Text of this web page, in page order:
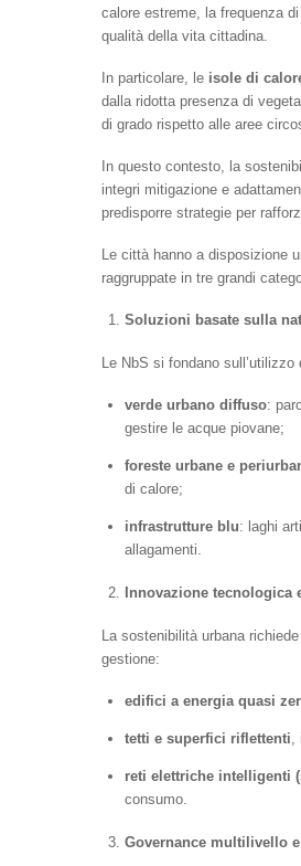
calore estreme, la frequenza
qualità della vita cittadina.
In particolare, le isole di
dalla ridotta presenza di
di grado rispetto alle aree
In questo contesto, la
integri mitigazione e
predisporre strategie per
Le città hanno a disposizione
raggruppate in tre grandi
Soluzioni basate sulla
Le NbS si fondano
verde urbano diffuso:
gestire le acque piovane;
foreste urbane e
di calore;
infrastrutture blu: laghi
allagamenti.
Innovazione tecnologica
La sostenibilità urbana
gestione:
edifici a energia quasi
tetti e superfici riflettenti,
reti elettriche intelligenti
consumo.
Governance multilivello